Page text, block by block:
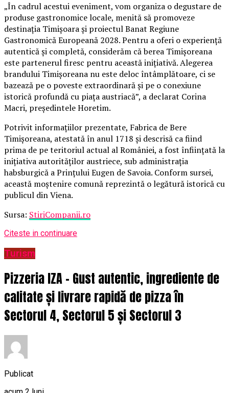
„În cadrul acestui eveniment, vom organiza o degustare de
produse gastronomice locale, menită să promoveze
destinația Timișoara și proiectul Banat Regiune
Gastronomică Europeană 2028. Pentru a oferi o experiență
autentică și completă, considerăm că berea Timișoreana
este partenerul firesc pentru această inițiativă. Alegerea
brandului Timișoreana nu este deloc întâmplătoare, ci se
bazează pe o poveste extraordinară și pe o conexiune
istorică profundă cu piața austriacă”, a declarat Corina
Macri, președintele Horetim.
Potrivit informațiilor prezentate, Fabrica de Bere
Timișoreana, atestată în anul 1718 și descrisă ca fiind
prima de pe teritoriul actual al României, a fost înființată la
inițiativa autorităților austriece, sub administrația
habsburgică a Prințului Eugen de Savoia. Conform sursei,
această moștenire comună reprezintă o legătură istorică cu
publicul din Viena.
Sursa: StiriCompanii.ro
Citeste in continuare
Turism
Pizzeria IZA – Gust autentic, ingrediente de
calitate și livrare rapidă de pizza în
Sectorul 4, Sectorul 5 și Sectorul 3
Publicat